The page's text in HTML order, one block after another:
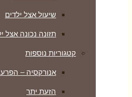
שיעול אצל ילדים
תזונה נכונה אצל
קטגוריות נוספות
אנורקסיה –
הזעת יתר